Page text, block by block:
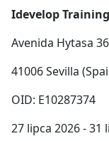
Idevelop
Avenida Hytasa
41006 Sevilla
OID: E10287374
27 lipca 2026 - 31